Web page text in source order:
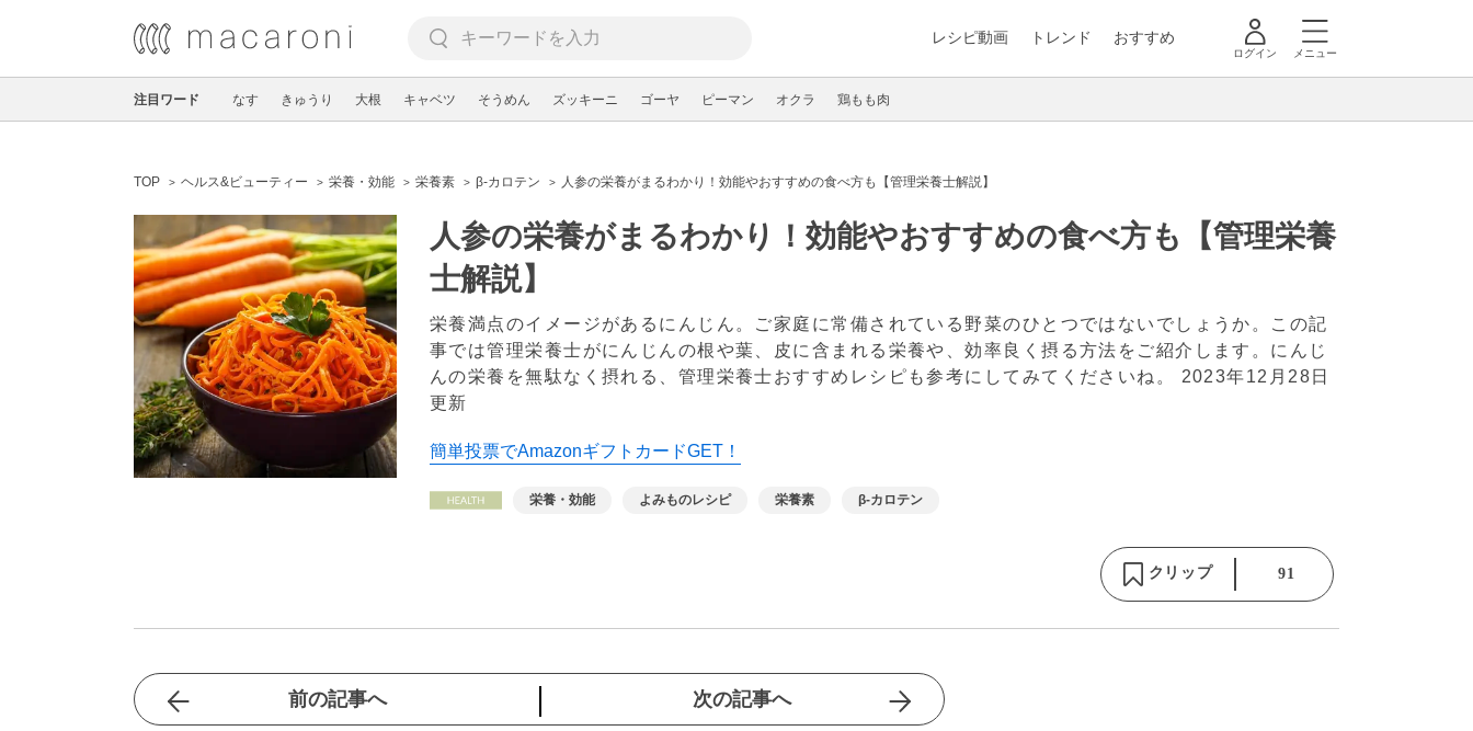
レシピ動画 トレンド おすすめ
ログイン メニュー
注目ワード なす きゅうり 大根 キャベツ そうめん ズッキーニ ゴーヤ ピーマン オクラ 鶏もも肉
TOP ヘルス&ビューティー 栄養・効能 栄養素 β-カロテン 人参の栄養がまるわかり！効能やおすすめの食べ方も【管理栄養士解説】
人参の栄養がまるわかり！効能やおすすめの食べ方も【管理栄養
士解説】
栄養満点のイメージがあるにんじん。ご家庭に常備されている野菜のひとつではないでしょうか。この記
事では管理栄養士がにんじんの根や葉、皮に含まれる栄養や、効率良く摂る方法をご紹介します。にんじ
んの栄養を無駄なく摂れる、管理栄養士おすすめレシピも参考にしてみてくださいね。 2023年12月28日
更新
簡単投票でAmazonギフトカードGET！
栄養・効能 よみものレシピ 栄養素 β-カロテン
クリップ 91
前の記事へ 次の記事へ